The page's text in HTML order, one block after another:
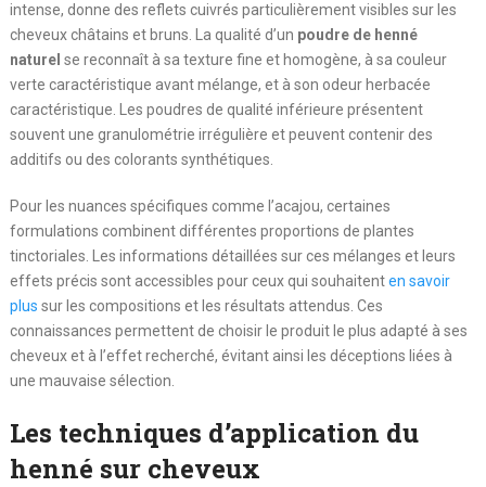
intense, donne des reflets cuivrés particulièrement visibles sur les
cheveux châtains et bruns. La qualité d’un poudre de henné
naturel se reconnaît à sa texture fine et homogène, à sa couleur
verte caractéristique avant mélange, et à son odeur herbacée
caractéristique. Les poudres de qualité inférieure présentent
souvent une granulométrie irrégulière et peuvent contenir des
additifs ou des colorants synthétiques.
Pour les nuances spécifiques comme l’acajou, certaines
formulations combinent différentes proportions de plantes
tinctoriales. Les informations détaillées sur ces mélanges et leurs
effets précis sont accessibles pour ceux qui souhaitenten savoir
plus sur les compositions et les résultats attendus. Ces
connaissances permettent de choisir le produit le plus adapté à ses
cheveux et à l’effet recherché, évitant ainsi les déceptions liées à
une mauvaise sélection.
Les techniques d’application du
henné sur cheveux